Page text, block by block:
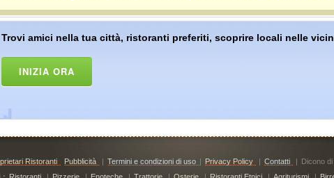
Trovi amici nella tua città, ristoranti preferiti, scoprire locali nelle
INIZIA ORA
Ristoranti Pubblicità | Termini e condizioni di uso | Privacy Policy | Contatti | Dicono di